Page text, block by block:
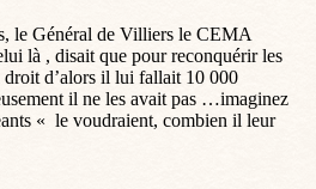
le Général de Villiers le CEMA
là , disait que pour reconquérir les
droit d’alors il lui fallait 10 000
il ne les avait pas …imaginez
« le voudraient, combien il leur